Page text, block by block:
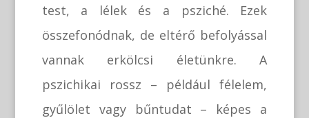
test, a lélek és a psziché. Ezek
összefonódnak, de eltérő befolyással
vannak erkölcsi életünkre. A
pszichikai rossz – például félelem,
gyűlölet vagy bűntudat – képes a